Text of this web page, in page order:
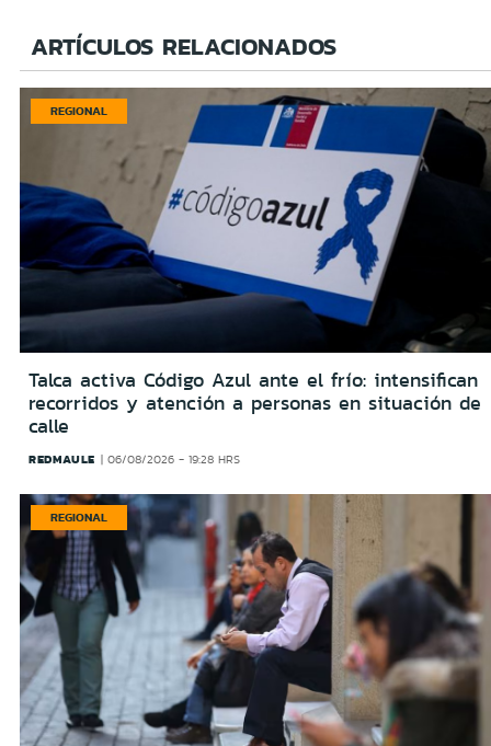
ARTÍCULOS RELACIONADOS
REGIONAL
Talca activa Código Azul ante el frío: intensifican
recorridos y atención a personas en situación de
calle
REDMAULE 06/08/2026 - 19:28 HRS
REGIONAL